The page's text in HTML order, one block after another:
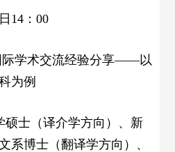
14：00
际学术交流经验分享——以
为例
硕士（译介学方向）、新
系博士（翻译学方向）、